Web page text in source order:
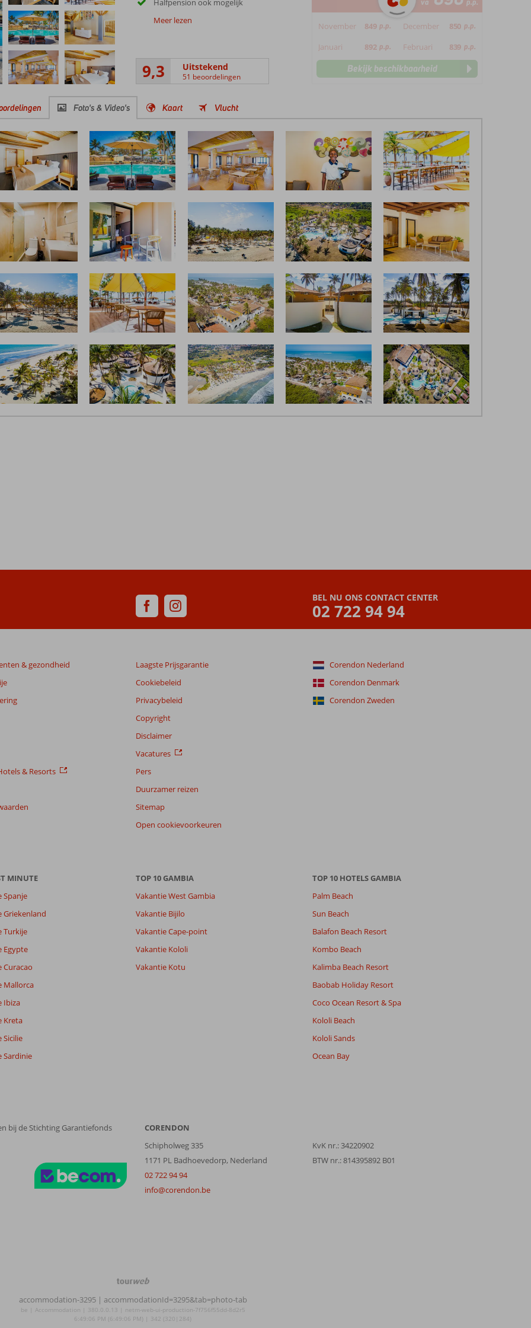
Halfpension ook mogelijk
Meer lezen
9,3 Uitstekend
51 beoordelingen
va p.p.
November 849 p.p. December 850 p.p.
Januari 892 p.p. Februari 839 p.p.
Bekijk beschikbaarheid
Foto's & Video's Kaart Vlucht
8,9
9,0
Filter reisgezelschap
BEL NU ONS CONTACT CENTER
02 722 94 94
& gezondheid
& Resorts
Laagste Prijsgarantie
Cookiebeleid
Privacybeleid
Copyright
Disclaimer
Vacatures
Pers
Duurzamer reizen
Sitemap
Open cookievoorkeuren
Corendon Nederland
Corendon Denmark
Corendon Zweden
MINUTE
Spanje
Griekenland
Turkije
Egypte
Curacao
Mallorca
Ibiza
Kreta
Sicilie
Sardinie
TOP 10 GAMBIA
Vakantie West Gambia
Vakantie Bijilo
Vakantie Cape-point
Vakantie Kololi
Vakantie Kotu
TOP 10 HOTELS GAMBIA
Palm Beach
Sun Beach
Balafon Beach Resort
Kombo Beach
Kalimba Beach Resort
Baobab Holiday Resort
Coco Ocean Resort & Spa
Kololi Beach
Kololi Sands
Ocean Bay
bij de Stichting Garantiefonds
CORENDON
Schipholweg 335
1171 PL Badhoevedorp, Nederland
02 722 94 94
info@corendon.be
KvK nr.: 34220902
BTW nr.: 814395892 B01
TourWeb
NetMatch
accommodation-3295 | accommodationId=3295&tab=photo-tab
be | Accommodation | 380.0.0.13 | netm-web-ui-production-7f756f55dd-8d2r5
6:49:06 PM (6:49:06 PM) | 342 (320|284)